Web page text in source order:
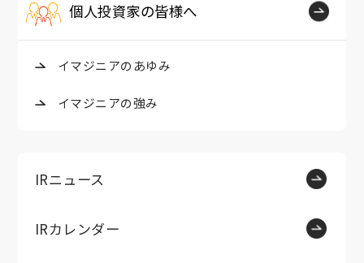
個人投資家の皆様へ
イマジニアのあゆみ
イマジニアの強み
IRニュース
IRカレンダー